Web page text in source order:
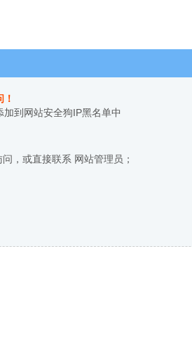
到网站安全狗IP黑名单中
，或直接联系 网站管理员；